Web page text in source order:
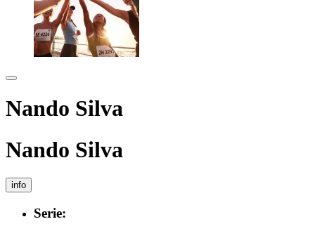
Nando Silva
Nando Silva
info
Serie: